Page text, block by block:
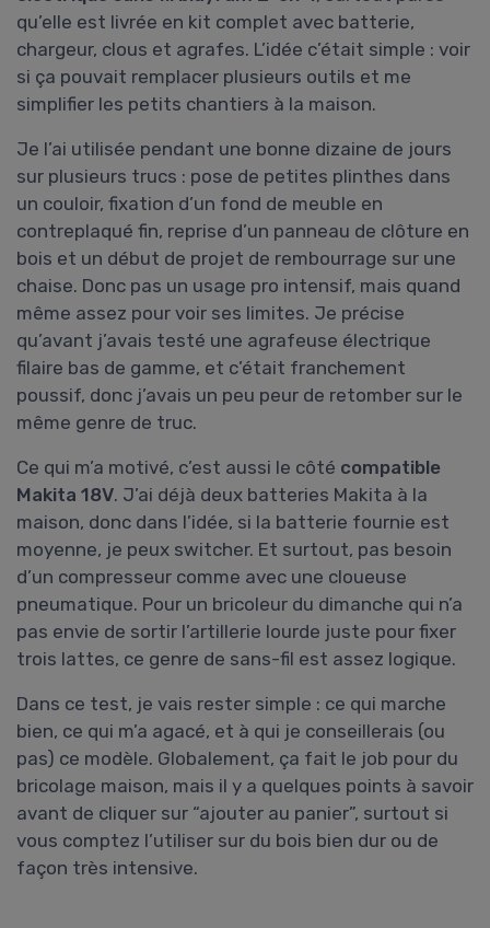
qu’elle est livrée en kit complet avec batterie,
chargeur, clous et agrafes. L’idée c’était simple : voir
si ça pouvait remplacer plusieurs outils et me
simplifier les petits chantiers à la maison.
Je l’ai utilisée pendant une bonne dizaine de jours
sur plusieurs trucs : pose de petites plinthes dans
un couloir, fixation d’un fond de meuble en
contreplaqué fin, reprise d’un panneau de clôture en
bois et un début de projet de rembourrage sur une
chaise. Donc pas un usage pro intensif, mais quand
même assez pour voir ses limites. Je précise
qu’avant j’avais testé une agrafeuse électrique
filaire bas de gamme, et c’était franchement
poussif, donc j’avais un peu peur de retomber sur le
même genre de truc.
Ce qui m’a motivé, c’est aussi le côté compatible
Makita 18V. J’ai déjà deux batteries Makita à la
maison, donc dans l’idée, si la batterie fournie est
moyenne, je peux switcher. Et surtout, pas besoin
d’un compresseur comme avec une cloueuse
pneumatique. Pour un bricoleur du dimanche qui n’a
pas envie de sortir l’artillerie lourde juste pour fixer
trois lattes, ce genre de sans-fil est assez logique.
Dans ce test, je vais rester simple : ce qui marche
bien, ce qui m’a agacé, et à qui je conseillerais (ou
pas) ce modèle. Globalement, ça fait le job pour du
bricolage maison, mais il y a quelques points à savoir
avant de cliquer sur “ajouter au panier”, surtout si
vous comptez l’utiliser sur du bois bien dur ou de
façon très intensive.